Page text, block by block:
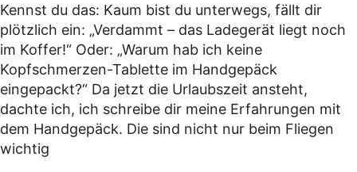
Kennst du das: Kaum bist du unterwegs, fällt dir
plötzlich ein: „Verdammt – das Ladegerät liegt noch
im Koffer!“ Oder: „Warum hab ich keine
Kopfschmerzen-Tablette im Handgepäck
eingepackt?“ Da jetzt die Urlaubszeit ansteht,
dachte ich, ich schreibe dir meine Erfahrungen mit
dem Handgepäck. Die sind nicht nur beim Fliegen
wichtig